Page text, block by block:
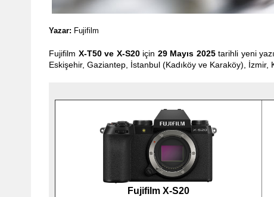
Yazar: Fujifilm
Fujifilm X-T50 ve X-S20 için 29 Mayıs 2025tarihli yeni
Eskişehir, Gaziantep, İstanbul (Kadıköy ve Karaköy), İzmir,
Fujifilm X-S20